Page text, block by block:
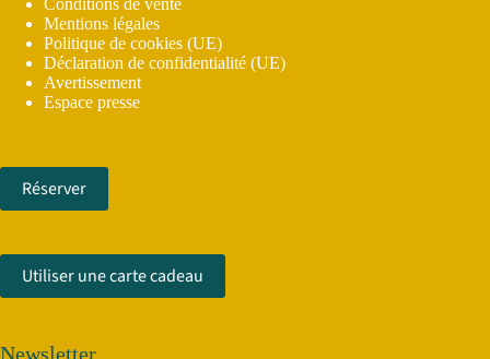
Conditions de vente
Mentions légales
Politique de cookies (UE)
Déclaration de confidentialité (UE)
Avertissement
Espace presse
Réserver
Utiliser une carte cadeau
Newsletter